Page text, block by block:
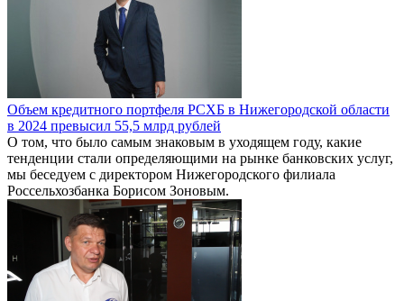
Объем кредитного портфеля РСХБ в Нижегородской области
в 2024 превысил 55,5 млрд рублей
О том, что было самым знаковым в уходящем году, какие
тенденции стали определяющими на рынке банковских услуг,
мы беседуем с директором Нижегородского филиала
Россельхозбанка Борисом Зоновым.